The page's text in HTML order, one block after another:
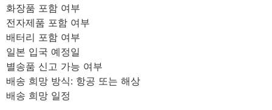
화장품 포함 여부
전자제품 포함 여부
배터리 포함 여부
일본 입국 예정일
별송품 신고 가능 여부
배송 희망 방식: 항공 또는 해상
배송 희망 일정